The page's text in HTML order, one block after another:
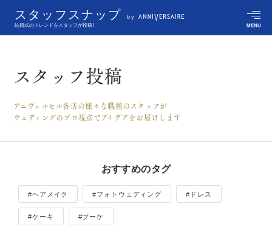
スタッフスナップ by
結婚式のトレンドをスタッフが投稿！
スタッフ投稿
アニヴェルセル各店の様々な職種のスタッフが
ウェディングのプロ視点でアイデアをお届けします
おすすめのタグ
#ヘアメイク #フォトウェディング #ドレス
#ケーキ #ブーケ
MENU
職業･役割から探す
タグから探す
スタッフスナップの使い方